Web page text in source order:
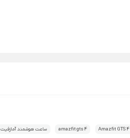
amazfit gts 4 ساعت هوشمند آمازفیت GTS 4